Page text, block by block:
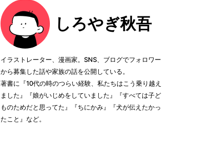
しろやぎ秋吾
イラストレーター、漫画家。SNS、ブログでフォロワー
から募集した話や家族の話を公開している。
著書に『10代の時のつらい経験、私たちはこう乗り越え
ました』『娘がいじめをしていました』『すべては子ど
ものためだと思ってた』『ちにかみ』『犬が伝えたかっ
たこと』など。